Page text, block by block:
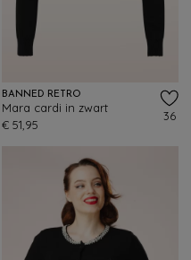
BANNED RETRO
Mara cardi in zwart
€ 51,95
36